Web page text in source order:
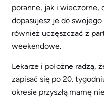
poranne, jak i wieczorne,
dopasujesz je do
również uczęszczać z
weekendowe.
Lekarze i położne radzą,
zapisać się po 20.
okresie przyszłą mamę